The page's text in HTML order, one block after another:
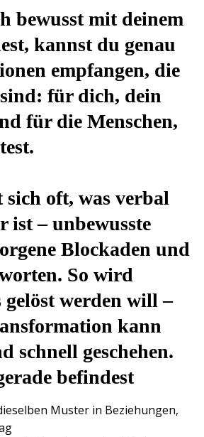
bewusst mit deinem
kannst du genau
empfangen, die
für dich, dein
für die Menschen,
sich oft, was verbal
ist – unbewusste
Blockaden und
So wird
gelöst werden will –
kann
schnell geschehen.
befindest
Muster in Beziehungen,